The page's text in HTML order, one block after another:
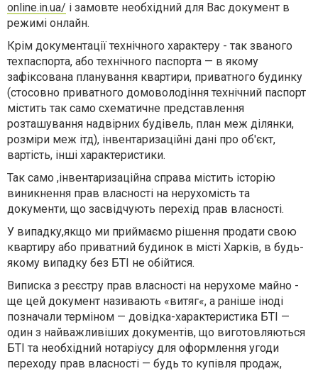
online.in.ua/ і замовте необхідний для Вас документ в
режимі онлайн.
Крім документації технічного характеру - так званого
техпаспорта, або технічного паспорта — в якому
зафіксована планування квартири, приватного будинку
(стосовно приватного домоволодіння технічний паспорт
містить так само схематичне представлення
розташування надвірних будівель, план меж ділянки,
розміри меж ітд), інвентаризаційні дані про об'єкт,
вартість, інші характеристики.
Так само ,інвентаризаційна справа містить історію
виникнення прав власності на нерухомість та
документи, що засвідчують перехід прав власності.
У випадку,якщо ми приймаємо рішення продати свою
квартиру або приватний будинок в місті Харків, в будь-
якому випадку без БТІ не обійтися.
Виписка з реєстру прав власності на нерухоме майно -
ще цей документ називають «витяг«, а раніше іноді
позначали терміном — довідка-характеристика БТІ —
один з найважливіших документів, що виготовляються
БТІ та необхідний нотаріусу для оформлення угоди
переходу прав власності — будь то купівля продаж,